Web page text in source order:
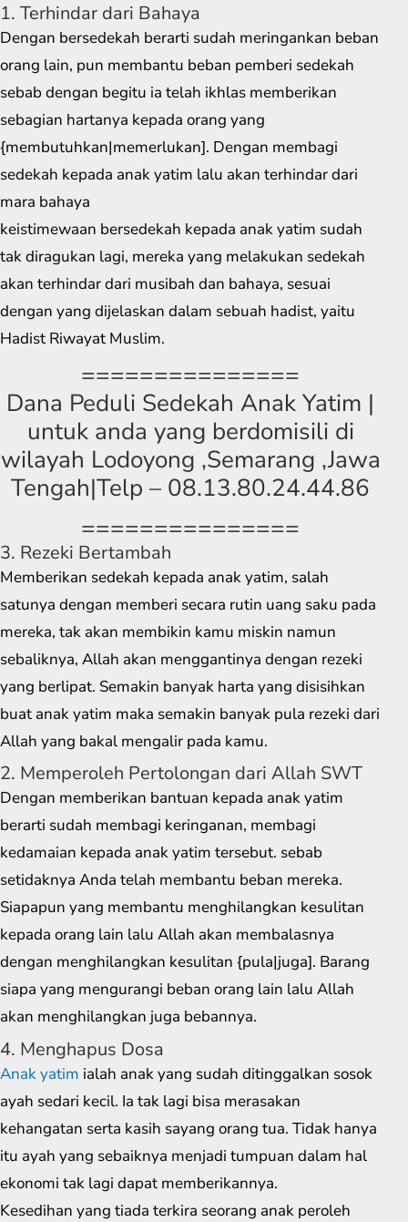
1. Terhindar dari Bahaya
Dengan bersedekah berarti sudah meringankan beban
orang lain, pun membantu beban pemberi sedekah
sebab dengan begitu ia telah ikhlas memberikan
sebagian hartanya kepada orang yang
{membutuhkan|memerlukan]. Dengan membagi
sedekah kepada anak yatim lalu akan terhindar dari
mara bahaya
keistimewaan bersedekah kepada anak yatim sudah
tak diragukan lagi, mereka yang melakukan sedekah
akan terhindar dari musibah dan bahaya, sesuai
dengan yang dijelaskan dalam sebuah hadist, yaitu
Hadist Riwayat Muslim.
===============
Dana Peduli Sedekah Anak Yatim |
untuk anda yang berdomisili di
wilayah Lodoyong ,Semarang ,Jawa
Tengah|Telp – 08.13.80.24.44.86
===============
3. Rezeki Bertambah
Memberikan sedekah kepada anak yatim, salah
satunya dengan memberi secara rutin uang saku pada
mereka, tak akan membikin kamu miskin namun
sebaliknya, Allah akan menggantinya dengan rezeki
yang berlipat. Semakin banyak harta yang disisihkan
buat anak yatim maka semakin banyak pula rezeki dari
Allah yang bakal mengalir pada kamu.
2. Memperoleh Pertolongan dari Allah SWT
Dengan memberikan bantuan kepada anak yatim
berarti sudah membagi keringanan, membagi
kedamaian kepada anak yatim tersebut. sebab
setidaknya Anda telah membantu beban mereka.
Siapapun yang membantu menghilangkan kesulitan
kepada orang lain lalu Allah akan membalasnya
dengan menghilangkan kesulitan {pula|juga]. Barang
siapa yang mengurangi beban orang lain lalu Allah
akan menghilangkan juga bebannya.
4. Menghapus Dosa
Anak yatim ialah anak yang sudah ditinggalkan sosok
ayah sedari kecil. Ia tak lagi bisa merasakan
kehangatan serta kasih sayang orang tua. Tidak hanya
itu ayah yang sebaiknya menjadi tumpuan dalam hal
ekonomi tak lagi dapat memberikannya.
Kesedihan yang tiada terkira seorang anak peroleh